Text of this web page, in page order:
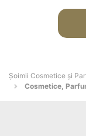
Șoimii Cosmetice și
Cosmetice,